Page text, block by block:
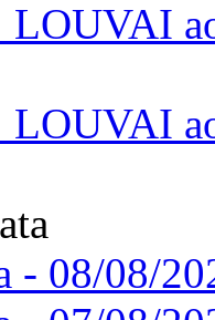
LOUVAI
LOUVAI
- 08/08/